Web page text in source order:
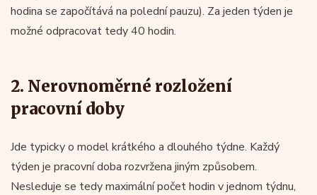
hodina se započítává na polední pauzu). Za jeden týden je
možné odpracovat tedy 40 hodin.
2. Nerovnoměrné rozložení
pracovní doby
Jde typicky o model krátkého a dlouhého týdne. Každý
týden je pracovní doba rozvržena jiným způsobem.
Nesleduje se tedy maximální počet hodin v jednom týdnu,